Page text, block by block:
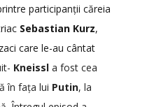
participanții căreia
Sebastian Kurz,
care le-au cântat
Kneissla fost cea
în fața lui Putin, la